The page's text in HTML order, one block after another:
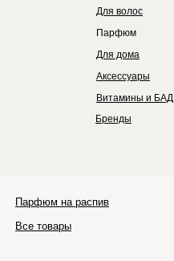
Для волос
Парфюм
Для дома
Аксессуары
Витамины и БАД
Бренды
Парфюм на распив
Все товары